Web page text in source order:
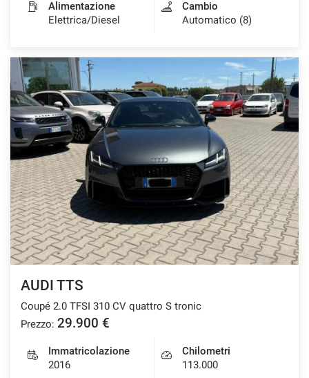
Alimentazione
Elettrica/Diesel
Cambio
Automatico (8)
AUDI TTS
Coupé 2.0 TFSI 310 CV quattro S tronic
Prezzo: 29.900 €
Immatricolazione
2016
Chilometri
113.000